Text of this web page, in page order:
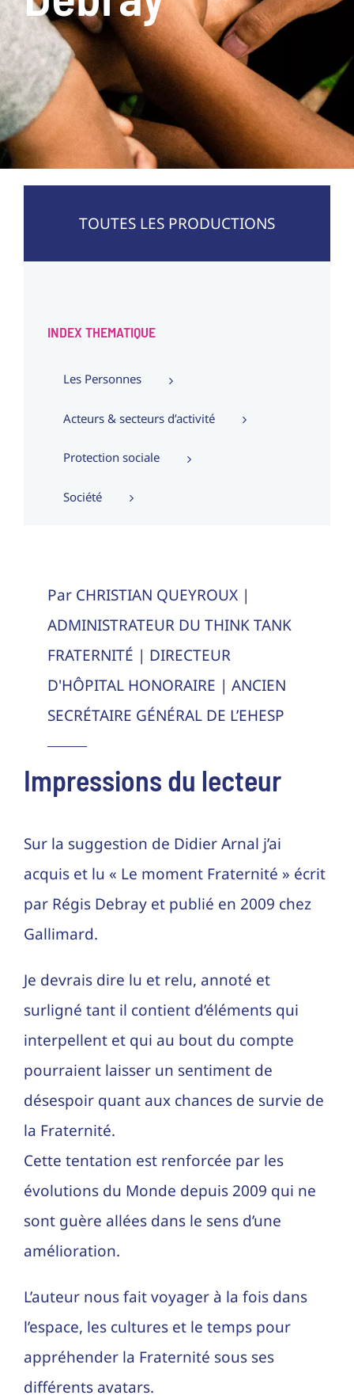
Par CHRISTIAN QUEYROUX |
ADMINISTRATEUR DU THINK TANK
FRATERNITÉ | DIRECTEUR
D'HÔPITAL HONORAIRE | ANCIEN
SECRÉTAIRE GÉNÉRAL DE L’EHESP
Impressions du lecteur
Sur la suggestion de Didier Arnal j’ai
acquis et lu « Le moment Fraternité » écrit
par Régis Debray et publié en 2009 chez
Gallimard.
Je devrais dire lu et relu, annoté et
surligné tant il contient d’éléments qui
interpellent et qui au bout du compte
pourraient laisser un sentiment de
désespoir quant aux chances de survie de
la Fraternité.
Cette tentation est renforcée par les
évolutions du Monde depuis 2009 qui ne
sont guère allées dans le sens d’une
amélioration.
L’auteur nous fait voyager à la fois dans
l’espace, les cultures et le temps pour
appréhender la Fraternité sous ses
différents avatars.
TOUTES LES PRODUCTIONS
INDEX THEMATIQUE
Les Personnes
Acteurs & secteurs d’activité
Protection sociale
Société